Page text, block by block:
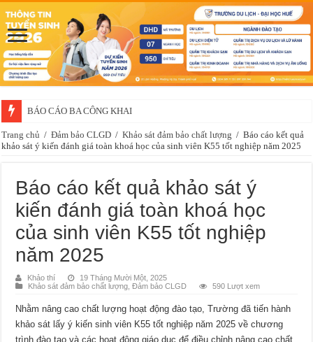
BÁO CÁO BA CÔNG KHAI
Thông báo về việc xét chọn sinh viên đề nghị nhận học bổng của doanh
Trang chủ / Đảm bảo CLGD / Khảo sát đảm bảo chất lượng / Báo cáo kết quả
khảo sát ý kiến đánh giá toàn khoá học của sinh viên K55 tốt nghiệp năm 2025
Báo cáo kết quả khảo sát ý
kiến đánh giá toàn khoá học
của sinh viên K55 tốt nghiệp
năm 2025
Khảo thí
19 Tháng Mười Một, 2025
Khảo sát đảm bảo chất lượng ,Đảm bảo CLGD 590 Lượt xem
Nhằm nâng cao chất lượng hoạt động đào tạo, Trường đã tiến hành
khảo sát lấy ý kiến sinh viên K55 tốt nghiệp năm 2025 về chương
trình đào tạo và các hoạt động giáo dục để điều chỉnh nâng cao chất